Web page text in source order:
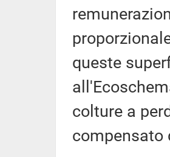
queste
colture a
compensato